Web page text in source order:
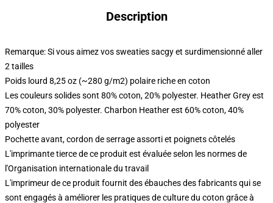
Description
Remarque: Si vous aimez vos sweaties sacgy et surdimensionné aller
2 tailles
Poids lourd 8,25 oz (~280 g/m2) polaire riche en coton
Les couleurs solides sont 80% coton, 20% polyester. Heather Grey est
70% coton, 30% polyester. Charbon Heather est 60% coton, 40%
polyester
Pochette avant, cordon de serrage assorti et poignets côtelés
L'imprimante tierce de ce produit est évaluée selon les normes de
l'Organisation internationale du travail
L'imprimeur de ce produit fournit des ébauches des fabricants qui se
sont engagés à améliorer les pratiques de culture du coton grâce à